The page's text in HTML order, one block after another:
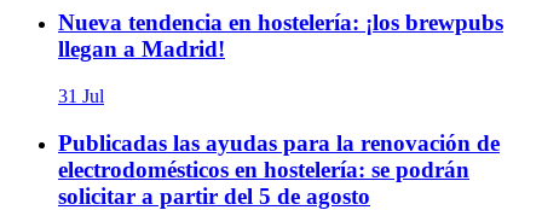
Nueva tendencia en hostelería: ¡los brewpubs
llegan a Madrid!
31 Jul
Publicadas las ayudas para la renovación de
electrodomésticos en hostelería: se podrán
solicitar a partir del 5 de agosto